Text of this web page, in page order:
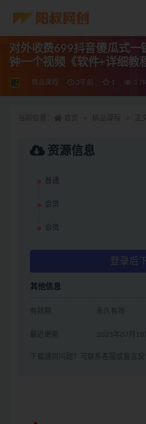
对外收费699抖音傻瓜式一
钟一个视频《软件+详细教
精品课程 3年前 1 3.7K
资源信息
普通
会员
会员
登录后
其他信息
有效期 永久有效
最近更新 2023年07月18
下载遇到问题？可联系客服或留言反